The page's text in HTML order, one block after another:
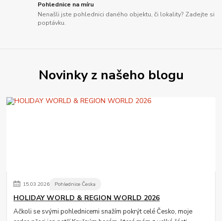
Pohlednice na míru
Nenašli jste pohlednici daného objektu, či lokality? Zadejte si
poptávku.
Novinky z našeho blogu
15.03.2026 Pohlednice Česka
HOLIDAY WORLD & REGION WORLD 2026
Ačkoli se svými pohlednicemi snažím pokrýt celé Česko, moje